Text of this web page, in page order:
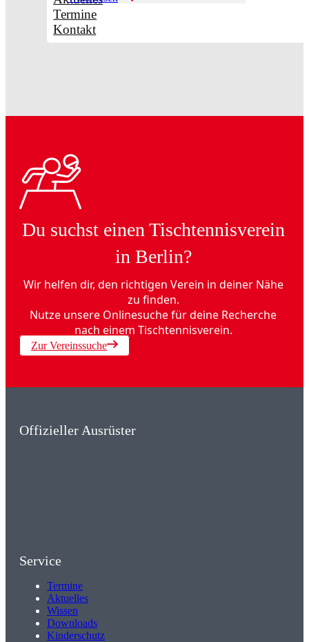
Termine
Kontakt
Du suchst einen Tischtennisverein
in Berlin?
Wir helfen dir, den richtigen Verein in deiner Nähe
zu finden.
Nutze unsere Onlinesuche für deine Recherche
nach einem Tischtennisverein.
Zur Vereinssuche
Offizieller Ausrüster
Service
Termine
Aktuelles
Wissen
Downloads
Kinderschutz